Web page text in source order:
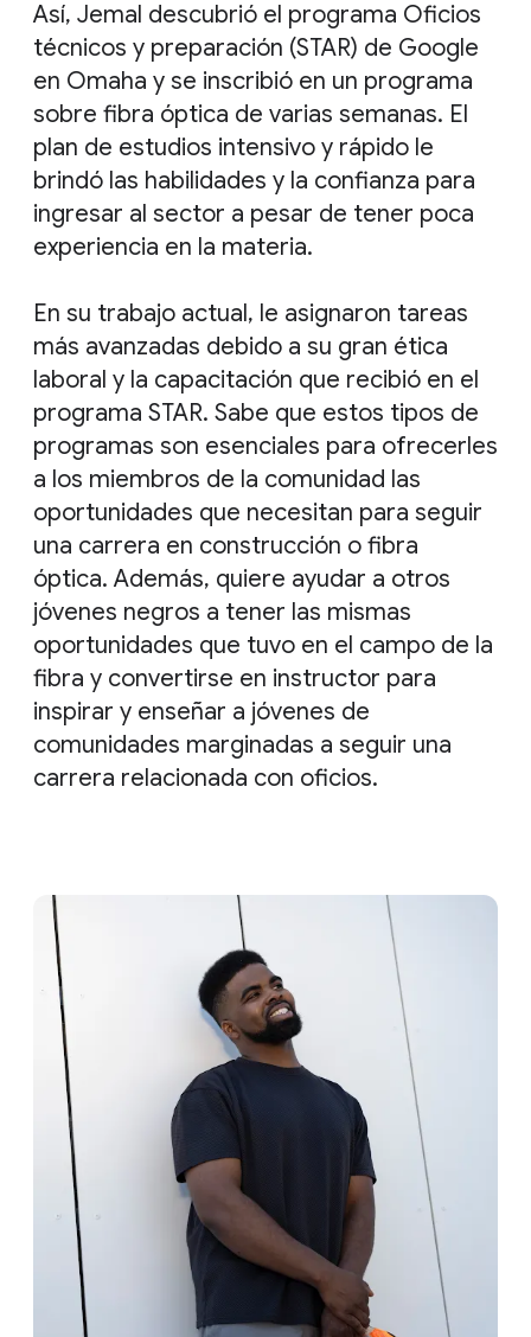
Así, Jemal descubrió el programa Oficios
técnicos y preparación (STAR) de Google
en Omaha y se inscribió en un programa
sobre fibra óptica de varias semanas. El
plan de estudios intensivo y rápido le
brindó las habilidades y la confianza para
ingresar al sector a pesar de tener poca
experiencia en la materia.
En su trabajo actual, le asignaron tareas
más avanzadas debido a su gran ética
laboral y la capacitación que recibió en el
programa STAR. Sabe que estos tipos de
programas son esenciales para ofrecerles
a los miembros de la comunidad las
oportunidades que necesitan para seguir
una carrera en construcción o fibra
óptica. Además, quiere ayudar a otros
jóvenes negros a tener las mismas
oportunidades que tuvo en el campo de la
fibra y convertirse en instructor para
inspirar y enseñar a jóvenes de
comunidades marginadas a seguir una
carrera relacionada con oficios.